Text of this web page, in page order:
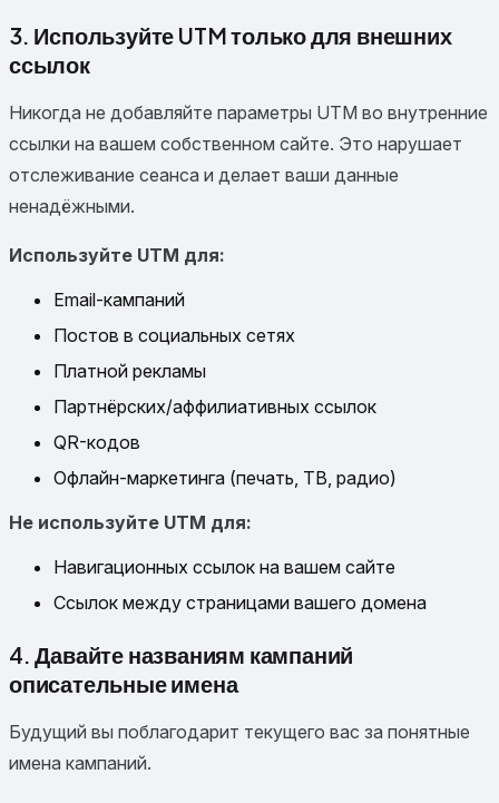
3. Используйте UTM только для внешних
ссылок
Никогда не добавляйте параметры UTM во внутренние
ссылки на вашем собственном сайте. Это нарушает
отслеживание сеанса и делает ваши данные
ненадёжными.
Используйте UTM для:
Email-кампаний
Постов в социальных сетях
Платной рекламы
Партнёрских/аффилиативных ссылок
QR-кодов
Офлайн-маркетинга (печать, ТВ, радио)
Не используйте UTM для:
Навигационных ссылок на вашем сайте
Ссылок между страницами вашего домена
4. Давайте названиям кампаний
описательные имена
Будущий вы поблагодарит текущего вас за понятные
имена кампаний.